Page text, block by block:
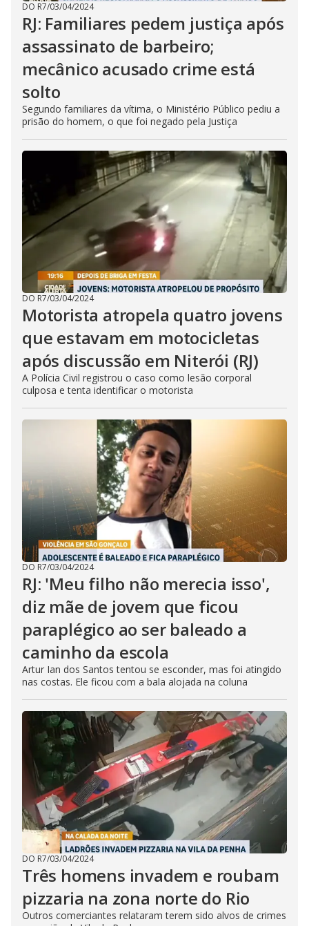
DO R7/03/04/2024
RJ: Familiares pedem justiça após
assassinato de barbeiro;
mecânico acusado crime está
solto
Segundo familiares da vítima, o Ministério Público pediu a
prisão do homem, o que foi negado pela Justiça
DO R7/03/04/2024
Motorista atropela quatro jovens
que estavam em motocicletas
após discussão em Niterói (RJ)
A Polícia Civil registrou o caso como lesão corporal
culposa e tenta identificar o motorista
DO R7/03/04/2024
RJ: 'Meu filho não merecia isso',
diz mãe de jovem que ficou
paraplégico ao ser baleado a
caminho da escola
Artur Ian dos Santos tentou se esconder, mas foi atingido
nas costas. Ele ficou com a bala alojada na coluna
DO R7/03/04/2024
Três homens invadem e roubam
pizzaria na zona norte do Rio
Outros comerciantes relataram terem sido alvos de crimes